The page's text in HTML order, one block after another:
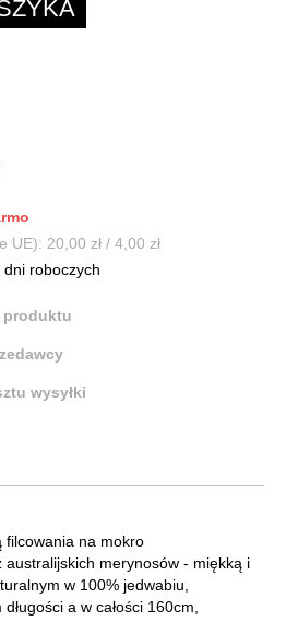
UE): 20,00 zł / 4,00 zł
dni roboczych
produktu
wysyłki
filcowania na mokro
australijskich merynosów - miękką i
w 100% jedwabiu,
a w całości 160cm,